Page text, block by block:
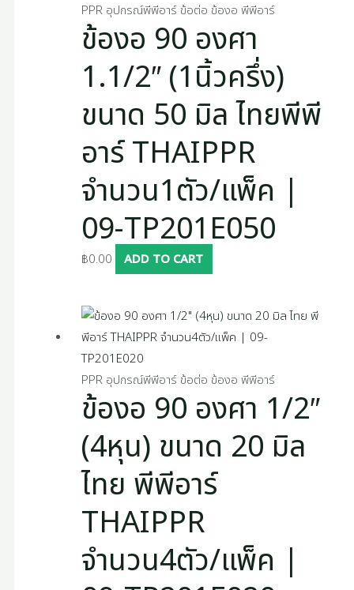
PPR อุปกรณ์พีพีอาร์ ข้อต่อ ข้องอ พีพีอาร์
ข้องอ 90 องศา
1.1/2″ (1นิ้วครึ่ง)
ขนาด 50 มิล ไทยพีพี
อาร์ THAIPPR
จำนวน1ตัว/แพ็ค |
09-TP201E050
฿0.00 ADD TO CART
PPR อุปกรณ์พีพีอาร์ ข้อต่อ ข้องอ พีพีอาร์
ข้องอ 90 องศา 1/2″
(4หุน) ขนาด 20 มิล
ไทย พีพีอาร์
THAIPPR
จำนวน4ตัว/แพ็ค |